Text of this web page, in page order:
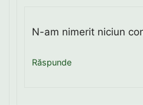
N-am nimerit niciun
Răspunde